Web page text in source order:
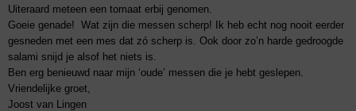
Uiteraard meteen een tomaat erbij genomen.
Goeie genade! Wat zijn die messen scherp! Ik heb echt nog nooit eerder
gesneden met een mes dat zó scherp is. Ook door zo’n harde gedroogde
salami snijd je alsof het niets is.
Ben erg benieuwd naar mijn ‘oude’ messen die je hebt geslepen.
Vriendelijke groet,
Joost van Lingen